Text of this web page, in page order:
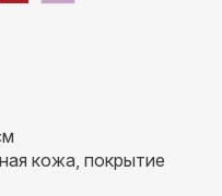
кожа, покрытие